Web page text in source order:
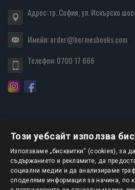
Адрес: гр. София, ул. Искърско
Имейл:order@hermesbooks.com
Телефон:0700 17 666
БЮЛЕТИН
Този уебсайт използва
Използваме „бисквитки“ (cookies), за
съдържанието и рекламите, да
социални медии и да анализираме
споделяме информация за начина, по